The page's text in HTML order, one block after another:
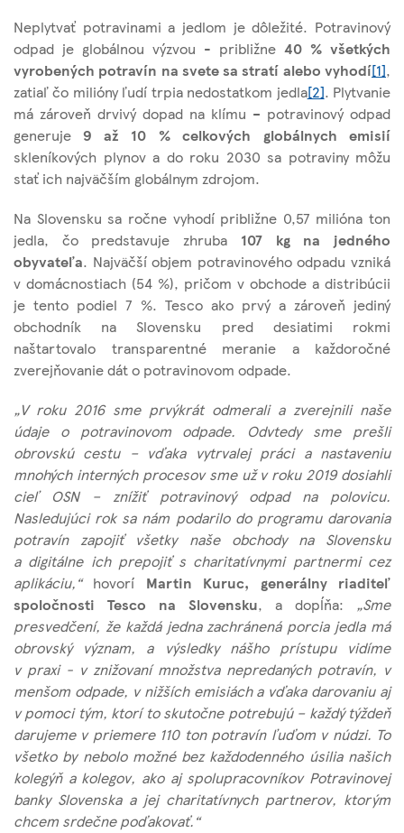
Neplytvať potravinami a jedlom je dôležité. Potravinový
odpad je globálnou výzvou - približne 40 % všetkých
vyrobených potravín na svete sa stratí alebo vyhodí[1],
zatiaľ čo milióny ľudí trpia nedostatkom jedla[2]. Plytvanie
má zároveň drvivý dopad na klímu – potravinový odpad
generuje9 až 10 % celkových globálnych emisií
skleníkových plynov a do roku 2030 sa potraviny môžu
stať ich najväčším globálnym zdrojom.
Na Slovensku sa ročne vyhodí približne 0,57 milióna ton
jedla, čo predstavuje zhruba 107 kg na jedného
obyvateľa. Najväčší objem potravinového odpadu vzniká
v domácnostiach (54 %), pričom v obchode a distribúcii
je tento podiel 7 %. Tesco ako prvý a zároveň jediný
obchodník na Slovensku pred desiatimi rokmi
naštartovalo transparentné meranie a každoročné
zverejňovanie dát o potravinovom odpade.
„V roku 2016 sme prvýkrát odmerali a zverejnili naše
údaje o potravinovom odpade. Odvtedy sme prešli
obrovskú cestu – vďaka vytrvalej práci a nastaveniu
mnohých interných procesov sme už v roku 2019 dosiahli
cieľ OSN – znížiť potravinový odpad na polovicu.
Nasledujúci rok sa nám podarilo do programu darovania
potravín zapojiť všetky naše obchody na Slovensku
a digitálne ich prepojiť s charitatívnymi partnermi cez
aplikáciu,“ hovorí Martin Kuruc, generálny riaditeľ
spoločnosti Tesco na Slovensku, a dopĺňa: „Sme
presvedčení, že každá jedna zachránená porcia jedla má
obrovský význam, a výsledky nášho prístupu vidíme
v praxi - v znižovaní množstva nepredaných potravín, v
menšom odpade, v nižších emisiách a vďaka darovaniu aj
v pomoci tým, ktorí to skutočne potrebujú – každý týždeň
darujeme v priemere 110 ton potravín ľuďom v núdzi. To
všetko by nebolo možné bez každodenného úsilia našich
kolegýň a kolegov, ako aj spolupracovníkov Potravinovej
banky Slovenska a jej charitatívnych partnerov, ktorým
chcem srdečne poďakovať.“